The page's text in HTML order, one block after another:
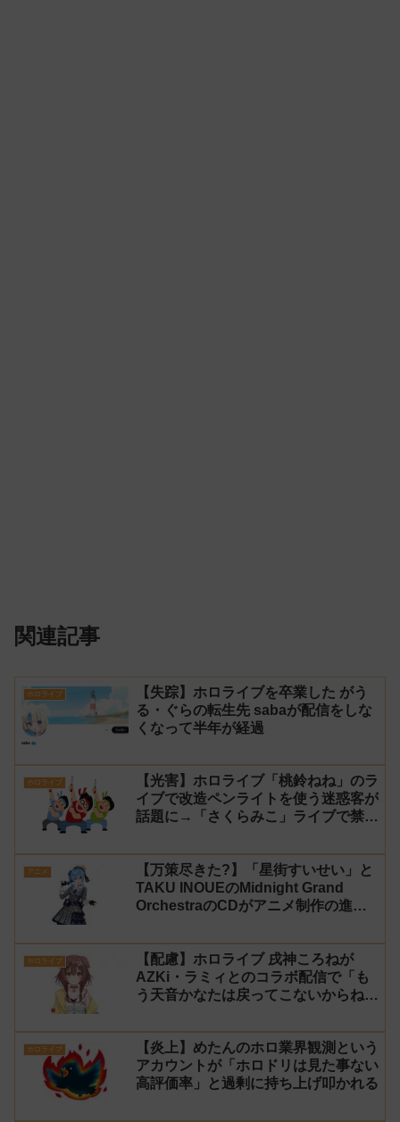
関連記事
ホロライブ
【失踪】ホロライブを卒業した がう
る・ぐらの転生先 sabaが配信をしな
くなって半年が経過
ホロライブ
【光害】ホロライブ「桃鈴ねね」のラ
イブで改造ペンライトを使う迷惑客が
話題に→「さくらみこ」ライブで禁止
アニメ
【万策尽きた?】「星街すいせい」と
TAKU INOUEのMidnight Grand
OrchestraのCDがアニメ制作の進行
ホロライブ
【配慮】ホロライブ 戌神ころねが
AZKi・ラミィとのコラボ配信で「も
う天音かなたは戻ってこないからね」
ホロライブ
【炎上】めたんのホロ業界観測という
アカウントが「ホロドリは見た事ない
高評価率」と過剰に持ち上げ叩かれる